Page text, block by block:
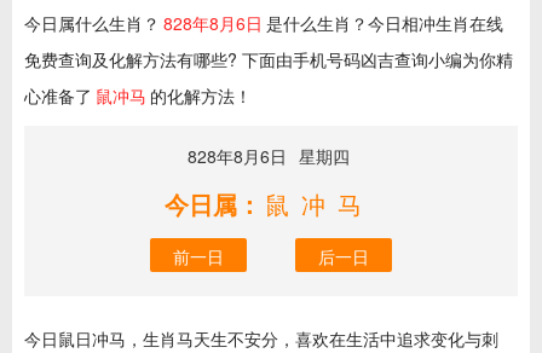
今日属什么生肖？ 828年8月6日 是什么生肖？今日相冲生肖在线
免费查询及化解方法有哪些? 下面由手机号码凶吉查询小编为你精
心准备了 鼠冲马 的化解方法！
828年8月6日 星期四
今日属： 鼠冲马
前一日 后一日
今日鼠日冲马，生肖马天生不安分，喜欢在生活中追求变化与刺